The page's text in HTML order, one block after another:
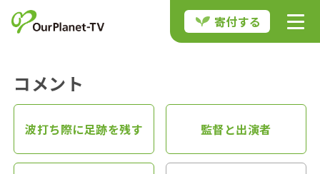
寄付する
コメント
波打ち際に足跡を残す 監督と出演者